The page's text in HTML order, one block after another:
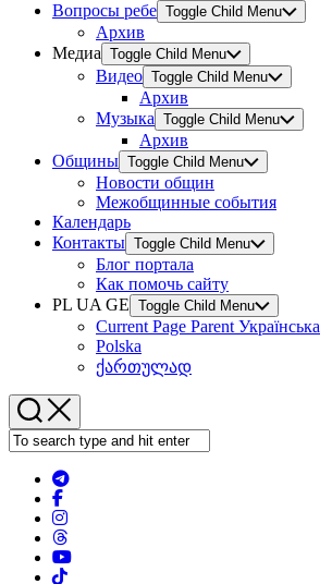
Вопросы ребе Toggle Child Menu
Архив
Медиа Toggle Child Menu
Видео Toggle Child Menu
Архив
Музыка Toggle Child Menu
Архив
Общины Toggle Child Menu
Новости общин
Межобщинные события
Календарь
Контакты Toggle Child Menu
Блог портала
Как помочь сайту
PL UA GE Toggle Child Menu
Current Page Parent Українська
Polska
ქართულად